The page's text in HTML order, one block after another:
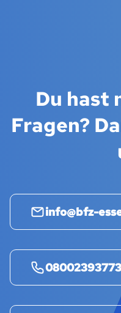
Du hast
Fragen?
info@bfz-
08002393773